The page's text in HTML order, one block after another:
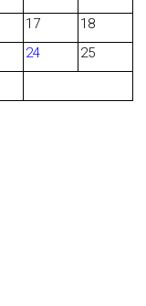
17
18
24
25